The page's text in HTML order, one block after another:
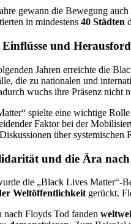
gewann die Bewegung auch
in mindestens 40 Städten
Einflüsse und
Jahren erreichte die
die zu nationalen und
wuchs ihre Präsenz nicht
spielte eine wichtige
Faktor bei der
über systemischen
und die Ära
die „Black Lives Matter“-
Weltöffentlichkeit gerückt.
nach Floyds Tod fanden